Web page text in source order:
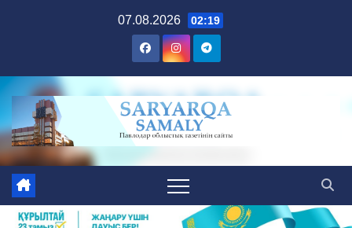
07.08.2026 02:19